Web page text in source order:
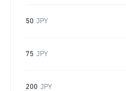
50 JPY
75 JPY
200 JPY